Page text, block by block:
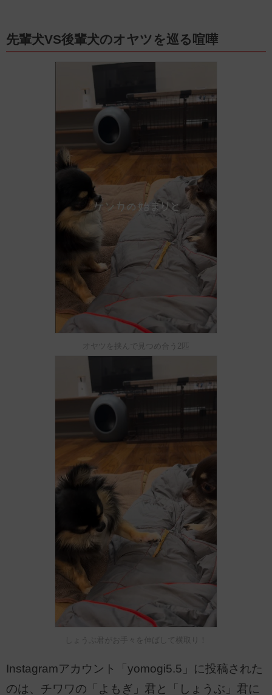
先輩犬VS後輩犬のオヤツを巡る喧嘩
オヤツを挟んで見つめ合う2匹
しょうぶ君がお手々を伸ばして横取り！
Instagramアカウント「yomogi5.5」に投稿された
のは、チワワの「よもぎ」君と「しょうぶ」君に